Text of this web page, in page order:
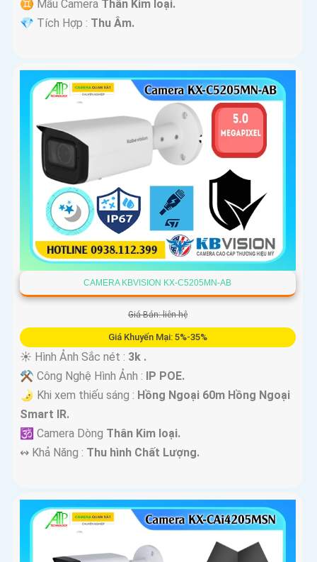
♊ Mẫu Camera Thân Kim loại.
️💎 Tích Hợp : Thu Âm.
CAMERA KBVISION KX-C5205MN-AB
Giá Bán: liên hệ
Giá Khuyến Mại: 5%-35%
☀️ Hình Ảnh Sắc nét : 3k .
⚒ Công Nghệ Hình Ảnh : IP POE.
🌛 Khi xem thiếu sáng : Hồng Ngoại 60m Hồng Ngoại
Smart IR.
🕉️ Camera Dòng Thân Kim loại.
️↭ Khả Năng : Thu hình Chất Lượng.